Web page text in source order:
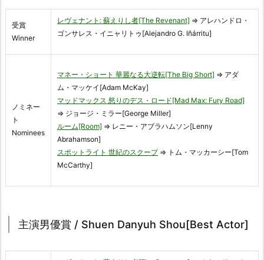
受賞
Winner
レヴェナント: 蘇えりし者[The Revenant] ⇒ アレハンドロ・
ゴンサレス・イニャリトゥ[Alejandro G. Iñárritu]
ノミネー
ト
Nominees
マネー・ショート 華麗なる大逆転[The Big Short] ⇒ アダ
ム・マッケイ[Adam McKay]
マッドマックス 怒りのデス・ロード[Mad Max: Fury Road]
⇒ ジョージ・ミラー[George Miller]
ルーム[Room] ⇒ レニー・アブラハムソン[Lenny
Abrahamson]
スポットライト 世紀のスクープ⇒ トム・マッカーシー[Tom
McCarthy]
主演男優賞 / Shuen Danyuh Shou[Best Actor]